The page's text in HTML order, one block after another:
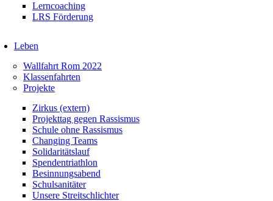
Lerncoaching
LRS Förderung
Leben
Wallfahrt Rom 2022
Klassenfahrten
Projekte
Zirkus (extern)
Projekttag gegen Rassismus
Schule ohne Rassismus
Changing Teams
Solidaritätslauf
Spendentriathlon
Besinnungsabend
Schulsanitäter
Unsere Streitschlichter